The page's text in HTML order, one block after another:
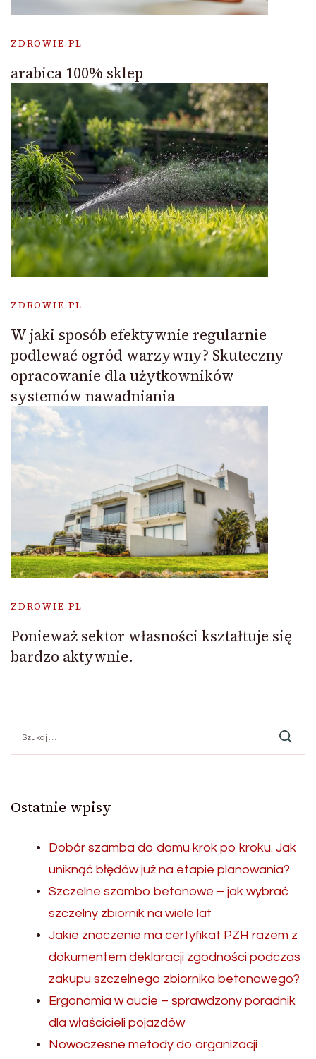
ZDROWIE.PL
arabica 100% sklep
ZDROWIE.PL
W jaki sposób efektywnie regularnie
podlewać ogród warzywny? Skuteczny
opracowanie dla użytkowników
systemów nawadniania
ZDROWIE.PL
Ponieważ sektor własności kształtuje się
bardzo aktywnie.
Ostatnie wpisy
Dobór szamba do domu krok po kroku. Jak
uniknąć błędów już na etapie planowania?
Szczelne szambo betonowe – jak wybrać
szczelny zbiornik na wiele lat
Jakie znaczenie ma certyfikat PZH razem z
dokumentem deklaracji zgodności podczas
zakupu szczelnego zbiornika betonowego?
Ergonomia w aucie – sprawdzony poradnik
dla właścicieli pojazdów
Nowoczesne metody do organizacji